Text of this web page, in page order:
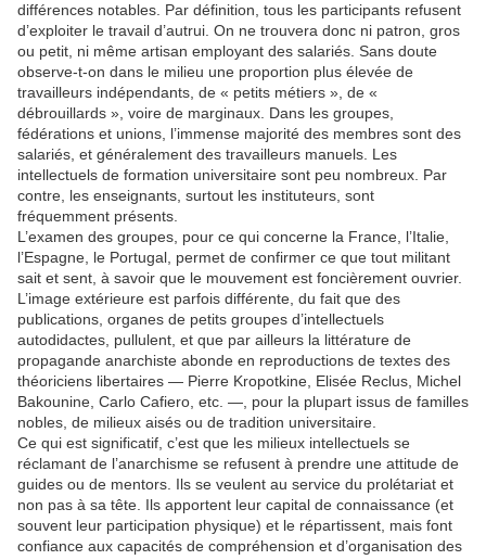
différences notables. Par définition, tous les participants refusent
d’exploiter le travail d’autrui. On ne trouvera donc ni patron, gros
ou petit, ni même artisan employant des salariés. Sans doute
observe-t-on dans le milieu une proportion plus élevée de
travailleurs indépendants, de « petits métiers », de «
débrouillards », voire de marginaux. Dans les groupes,
fédérations et unions, l’immense majorité des membres sont des
salariés, et généralement des travailleurs manuels. Les
intellectuels de formation universitaire sont peu nombreux. Par
contre, les enseignants, surtout les instituteurs, sont
fréquemment présents.
L’examen des groupes, pour ce qui concerne la France, l’Italie,
l’Espagne, le Portugal, permet de confirmer ce que tout militant
sait et sent, à savoir que le mouvement est foncièrement ouvrier.
L’image extérieure est parfois différente, du fait que des
publications, organes de petits groupes d’intellectuels
autodidactes, pullulent, et que par ailleurs la littérature de
propagande anarchiste abonde en reproductions de textes des
théoriciens libertaires — Pierre Kropotkine, Elisée Reclus, Michel
Bakounine, Carlo Cafiero, etc. —, pour la plupart issus de familles
nobles, de milieux aisés ou de tradition universitaire.
Ce qui est significatif, c’est que les milieux intellectuels se
réclamant de l’anarchisme se refusent à prendre une attitude de
guides ou de mentors. Ils se veulent au service du prolétariat et
non pas à sa tête. Ils apportent leur capital de connaissance (et
souvent leur participation physique) et le répartissent, mais font
confiance aux capacités de compréhension et d’organisation des